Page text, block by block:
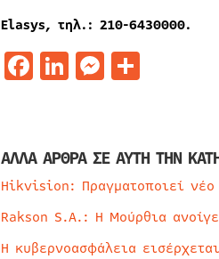
Elasys, τηλ.: 210-6430000.
Facebook
LinkedIn
ΑΛΛΑ ΑΡΘΡΑ ΣΕ ΑΥΤΗ ΤΗΝ
Hikvision: Πραγματοποιεί
Rakson S.A.: Η Μούρθια
Η κυβερνοασφάλεια